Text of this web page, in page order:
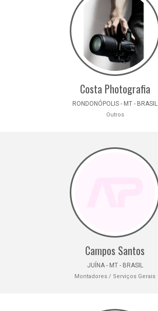
Costa Photografia
RONDONÓPOLIS - MT - BRASIL
Outros
Campos Santos
JUÍNA - MT - BRASIL
Montadores / Serviços Gerais